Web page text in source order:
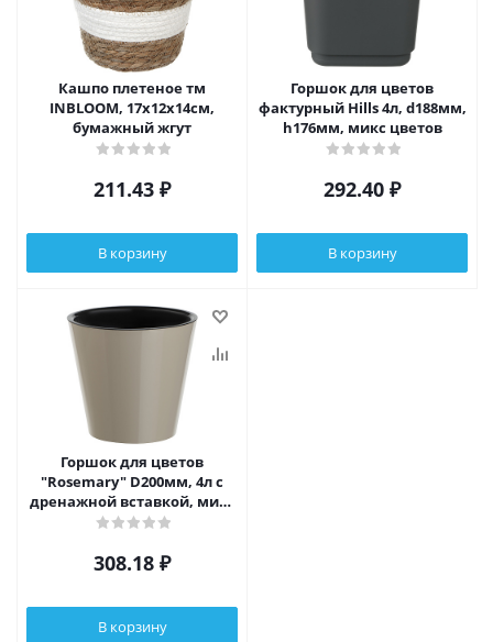
Кашпо плетеное тм
INBLOOM, 17х12х14см,
бумажный жгут
211.43 ₽
В корзину
Горшок для цветов
фактурный Hills 4л, d188мм,
h176мм, микс цветов
292.40 ₽
В корзину
Горшок для цветов
"Rosemary" D200мм, 4л с
дренажной вставкой, микс
цветов
308.18 ₽
В корзину